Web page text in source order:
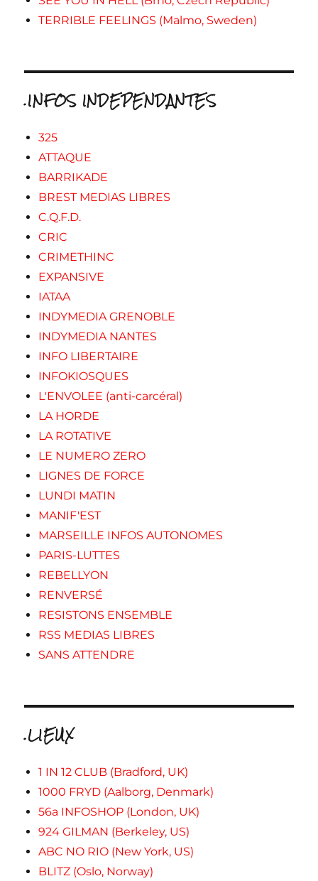
TERRIBLE FEELINGS (Malmo, Sweden)
.INFOS INDEPENDANTES
325
ATTAQUE
BARRIKADE
BREST MEDIAS LIBRES
C.Q.F.D.
CRIC
CRIMETHINC
EXPANSIVE
IATAA
INDYMEDIA GRENOBLE
INDYMEDIA NANTES
INFO LIBERTAIRE
INFOKIOSQUES
L'ENVOLEE (anti-carcéral)
LA HORDE
LA ROTATIVE
LE NUMERO ZERO
LIGNES DE FORCE
LUNDI MATIN
MANIF'EST
MARSEILLE INFOS AUTONOMES
PARIS-LUTTES
REBELLYON
RENVERSÉ
RESISTONS ENSEMBLE
RSS MEDIAS LIBRES
SANS ATTENDRE
.LIEUX
1 IN 12 CLUB (Bradford, UK)
1000 FRYD (Aalborg, Denmark)
56a INFOSHOP (London, UK)
924 GILMAN (Berkeley, US)
ABC NO RIO (New York, US)
BLITZ (Oslo, Norway)